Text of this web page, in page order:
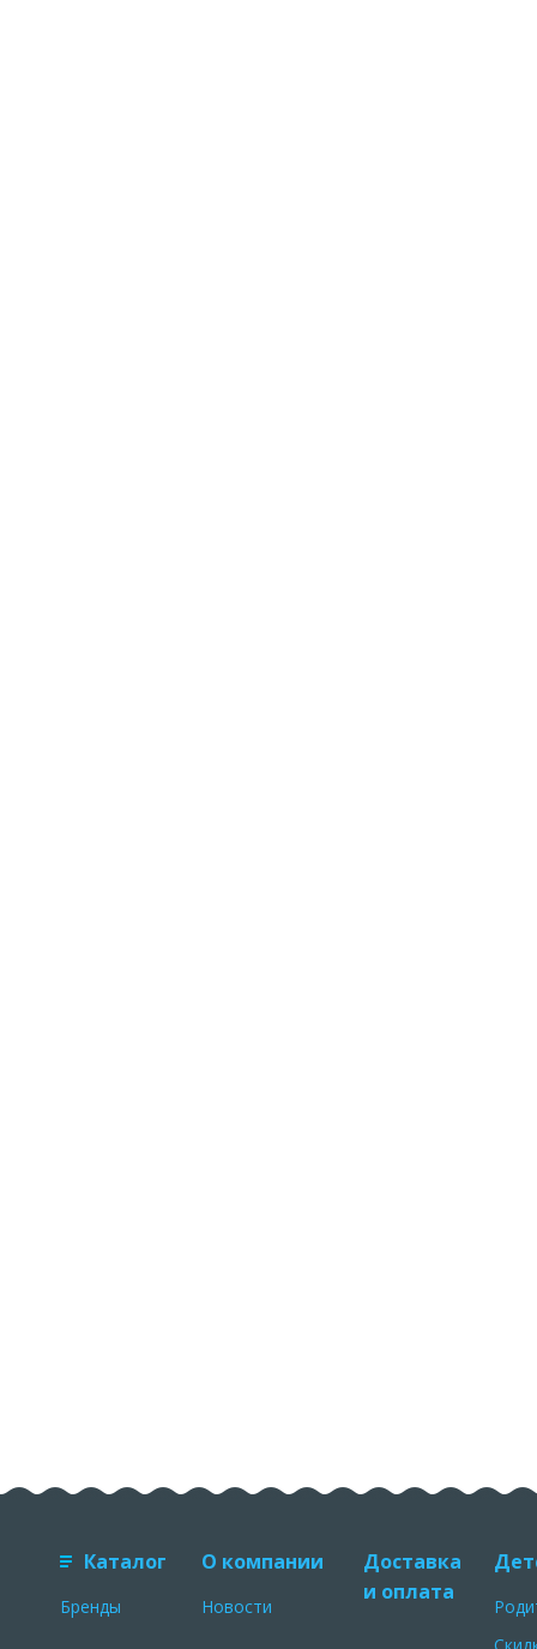
Каталог
Бренды
О компании
Новости
Доставка
и оплата